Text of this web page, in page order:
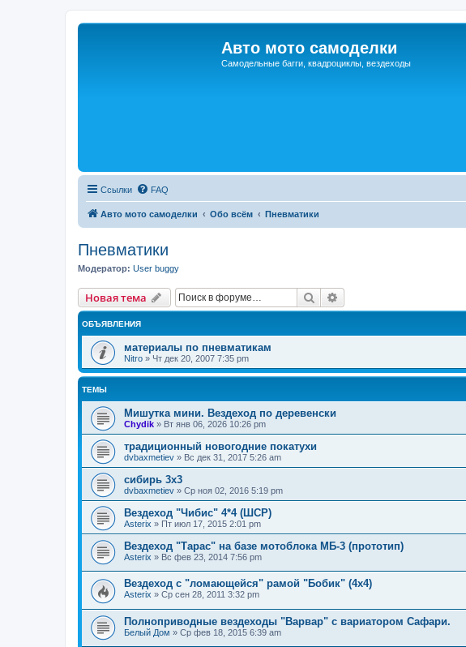
Авто мото самоделки
Самодельные багги, квадроциклы, вездеходы
Ссылки FAQ
Авто мото самоделки Обо всём Пневматики
Пневматики
Модератор: User buggy
Новая тема Поиск
ОБЪЯВЛЕНИЯ
материалы по пневматикам
Nitro » Чт дек 20, 2007 7:35 pm
ТЕМЫ
Мишутка мини. Вездеход по деревенски
Chydik » Вт янв 06, 2026 10:26 pm
традиционный новогодние покатухи
dvbaxmetiev » Вс дек 31, 2017 5:26 am
сибирь 3х3
dvbaxmetiev » Ср ноя 02, 2016 5:19 pm
Вездеход "Чибис" 4*4 (ШСР)
Asterix » Пт июл 17, 2015 2:01 pm
Вездеход "Тарас" на базе мотоблока МБ-3 (прототип)
Asterix » Вс фев 23, 2014 7:56 pm
Вездеход с "ломающейся" рамой "Бобик" (4х4)
Asterix » Ср сен 28, 2011 3:32 pm
Полноприводные вездеходы "Варвар" с вариатором Сафари.
Белый Дом » Ср фев 18, 2015 6:39 am